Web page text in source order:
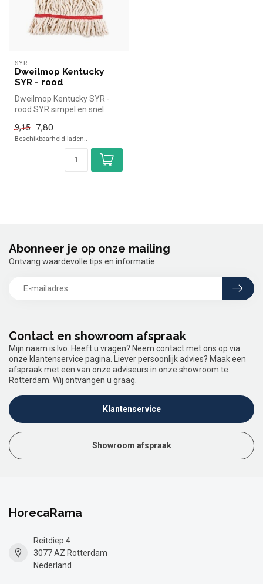
SYR
Dweilmop Kentucky
SYR - rood
Dweilmop Kentucky SYR -
rood SYR simpel en snel
Overzic...
9,15 7,80
Beschikbaarheid laden..
Contact en showroom afspraak
Mijn naam is Ivo. Heeft u vragen? Neem contact met ons op via
onze klantenservice pagina. Liever persoonlijk advies? Maak een
afspraak met een van onze adviseurs in onze showroom te
Rotterdam. Wij ontvangen u graag.
Klantenservice
Showroom afspraak
Abonneer je op onze mailing
Ontvang waardevolle tips en informatie
HorecaRama
Reitdiep 4
3077 AZ Rotterdam
Nederland